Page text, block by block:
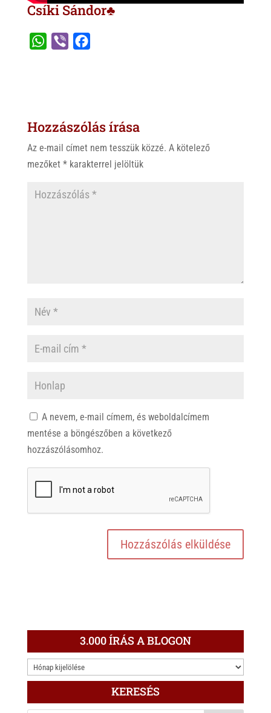
Csíki Sándor♣
A
p
o
k
Hozzászólás írása
Az e-mail címet nem tesszük közzé. A kötelező
mezőket *karakterrel jelöltük
A nevem, e-mail címem, és weboldalcímem
mentése a böngészőben a következő
hozzászólásomhoz.
3.000 ÍRÁS A BLOGON
3.000
ÍRÁS
KERESÉS